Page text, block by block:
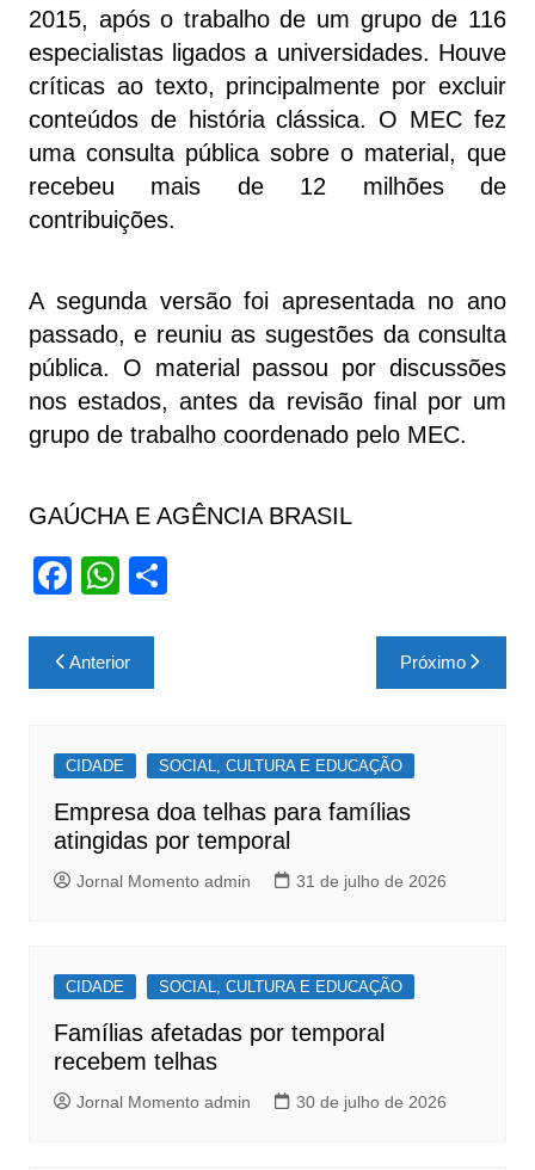
2015, após o trabalho de um grupo de 116
especialistas ligados a universidades. Houve
críticas ao texto, principalmente por excluir
conteúdos de história clássica. O MEC fez
uma consulta pública sobre o material, que
recebeu mais de 12 milhões de
contribuições.
A segunda versão foi apresentada no ano
passado, e reuniu as sugestões da consulta
pública. O material passou por discussões
nos estados, antes da revisão final por um
grupo de trabalho coordenado pelo MEC.
GAÚCHA E AGÊNCIA BRASIL
F
c
e
o
o
k
W
at
s
p
p
S
Navegação
de
Anterior Próximo
CIDADE SOCIAL, CULTURA E EDUCAÇÃO
Empresa doa telhas para famílias
atingidas por temporal
Jornal Momento admin 31 de julho de 2026
CIDADE SOCIAL, CULTURA E EDUCAÇÃO
Famílias afetadas por temporal
recebem telhas
Jornal Momento admin 30 de julho de 2026